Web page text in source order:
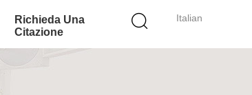
Italian
Richieda Una
Citazione